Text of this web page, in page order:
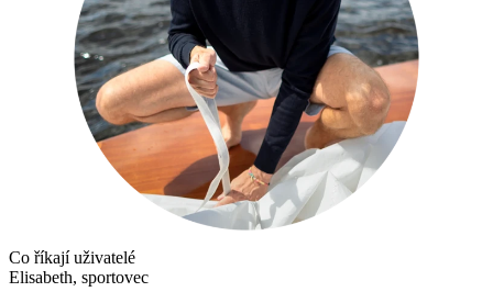
Co říkají uživatelé
Elisabeth, sportovec